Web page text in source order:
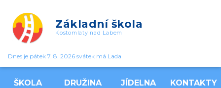
Základní škola
Kostomlaty nad Labem
Dnes je pátek 7. 8. 2026 svátek má Lada
ŠKOLA DRUŽINA JÍDELNA KONTAKTY